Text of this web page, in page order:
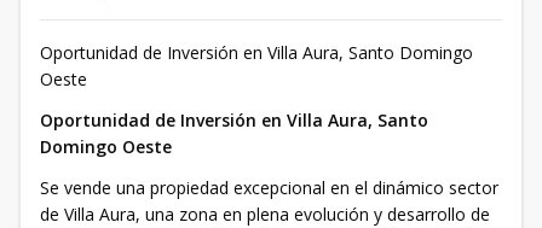
Oportunidad de Inversión en Villa Aura, Santo Domingo
Oeste
Oportunidad de Inversión en Villa Aura, Santo
Domingo Oeste
Se vende una propiedad excepcional en el dinámico sector
de Villa Aura, una zona en plena evolución y desarrollo de